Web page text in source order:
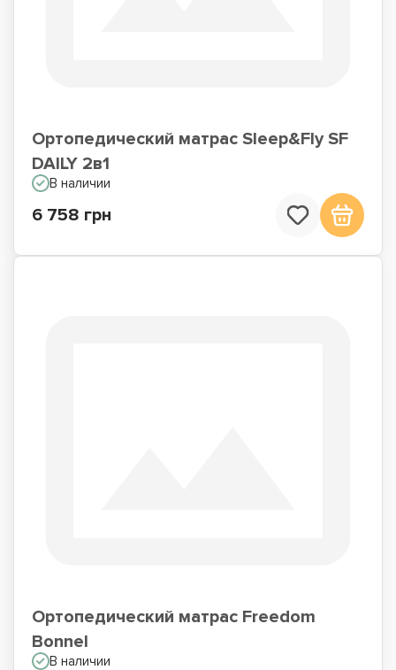
Ортопедический матрас Sleep&Fly SF
DAILY 2в1
В наличии
6 758 грн
Ортопедический матрас Freedom
Bonnel
В наличии